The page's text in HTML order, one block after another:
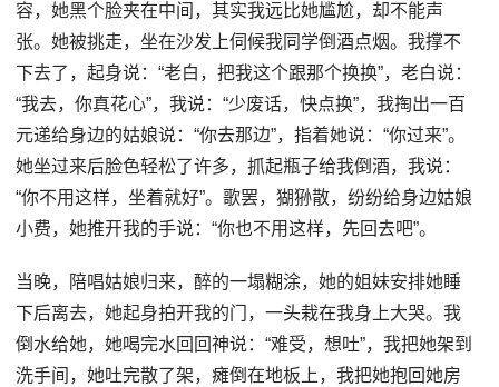
容，她黑个脸夹在中间，其实我远比她尴尬，却不能声
张。她被挑走，坐在沙发上伺候我同学倒酒点烟。我撑不
下去了，起身说：“老白，把我这个跟那个换换”，老白说：
“我去，你真花心”，我说：“少废话，快点换”，我掏出一百
元递给身边的姑娘说：“你去那边”，指着她说：“你过来”。
她坐过来后脸色轻松了许多，抓起瓶子给我倒酒，我说：
“你不用这样，坐着就好”。歌罢，猢狲散，纷纷给身边姑娘
小费，她推开我的手说：“你也不用这样，先回去吧”。
当晚，陪唱姑娘归来，醉的一塌糊涂，她的姐妹安排她睡
下后离去，她起身拍开我的门，一头栽在我身上大哭。我
倒水给她，她喝完水回回神说：“难受，想吐”，我把她架到
洗手间，她吐完散了架，瘫倒在地板上，我把她抱回她房